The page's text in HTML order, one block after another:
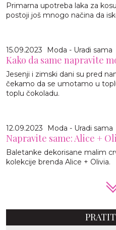
Primarna upotreba laka za
postoji još mnogo načina da
15.09.2023 Moda - Uradi sama
Kako da same napravite
Jesenji i zimski dani su pred
čekamo da se umotamo u
toplu čokoladu.
12.09.2023 Moda - Uradi sama
Napravite same: Alice +
Baletanke dekorisane malim
kolekcije brenda Alice + Olivia.